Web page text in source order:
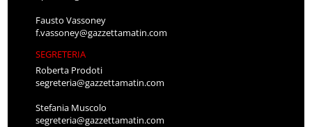
Fausto Vassoney
f.vassoney@gazzettamatin.com
SEGRETERIA
Roberta Prodoti
segreteria@gazzettamatin.com
Stefania Muscolo
segreteria@gazzettamatin.com